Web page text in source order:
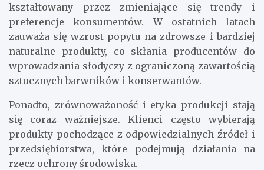
kształtowany przez zmieniające się trendy i
preferencje konsumentów. W ostatnich latach
zauważa się wzrost popytu na zdrowsze i bardziej
naturalne produkty, co skłania producentów do
wprowadzania słodyczy z ograniczoną zawartością
sztucznych barwników i konserwantów.
Ponadto, zrównoważoność i etyka produkcji stają
się coraz ważniejsze. Klienci często wybierają
produkty pochodzące z odpowiedzialnych źródeł i
przedsiębiorstwa, które podejmują działania na
rzecz ochrony środowiska.